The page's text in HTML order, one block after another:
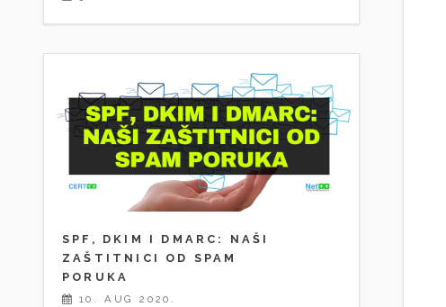
SPF, DKIM I DMARC: NAŠI
ZAŠTITNICI OD SPAM
PORUKA
10. AUG 2020.